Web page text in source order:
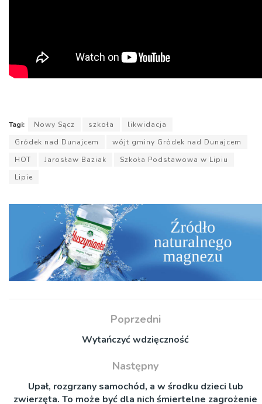
Tagi: Nowy Sącz szkoła
likwidacja
Gródek nad Dunajcem
wójt gminy Gródek nad Dunajcem
HOT
Jarosław Baziak
Szkoła Podstawowa w Lipiu
Lipie
Poprzedni
Wytańczyć wdzięczność
Następny
Upał, rozgrzany samochód, a w środku dzieci lub
zwierzęta. To może być dla nich śmiertelne zagrożenie